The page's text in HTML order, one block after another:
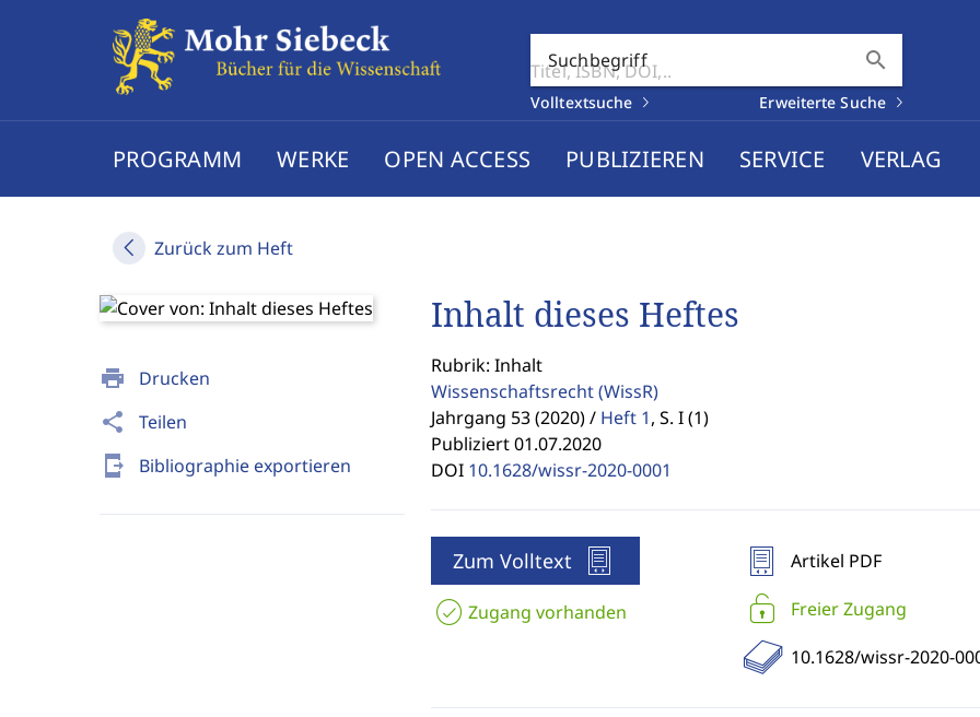
Suchbegriff search
Volltextsuche Erweiterte Suche
PROGRAMM WERKE OPEN ACCESS PUBLIZIEREN SERVICE VERLAG
Zurück zum Heft
print Drucken
share Teilen
send_to_mobile Bibliographie exportieren
Inhalt dieses Heftes
Rubrik: Inhalt
Wissenschaftsrecht(WissR)
Jahrgang 53 (2020) / Heft 1, S. I (1)
Publiziert 01.07.2020
DOI 10.1628/wissr-2020-0001
Zum Volltext
Zugang vorhanden
Artikel PDF
Freier Zugang
10.1628/wissr-2020-